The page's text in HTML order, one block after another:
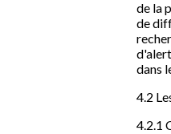
de la
de
dans
4.2
4.2.1